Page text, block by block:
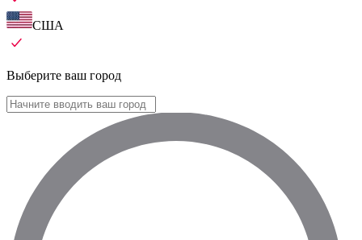
США
Выберите ваш город